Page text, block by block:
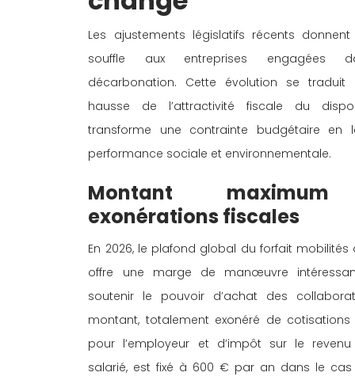
Les ajustements législatifs récents
souffle aux entreprises engagées
décarbonation. Cette évolution se
hausse de l’attractivité fiscale du
transforme une contrainte budgétaire en
performance sociale et environnementale.
Montant
exonérations fiscales
En 2026, le plafond global du forfait
offre une marge de manœuvre
soutenir le pouvoir d’achat des
montant, totalement exonéré de
pour l’employeur et d’impôt sur le
salarié, est fixé à 600 € par an dans le